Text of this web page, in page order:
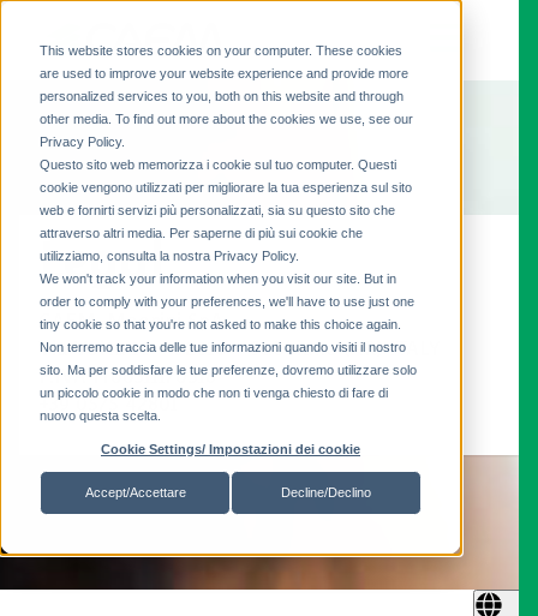
This website stores cookies on your computer. These cookies
are used to improve your website experience and provide more
personalized services to you, both on this website and through
other media. To find out more about the cookies we use, see our
Privacy Policy.
Questo sito web memorizza i cookie sul tuo computer. Questi
cookie vengono utilizzati per migliorare la tua esperienza sul sito
web e fornirti servizi più personalizzati, sia su questo sito che
attraverso altri media. Per saperne di più sui cookie che
utilizziamo, consulta la nostra Privacy Policy.
We won't track your information when you visit our site. But in
order to comply with your preferences, we'll have to use just one
tiny cookie so that you're not asked to make this choice again.
Non terremo traccia delle tue informazioni quando visiti il ​​nostro
sito. Ma per soddisfare le tue preferenze, dovremo utilizzare solo
un piccolo cookie in modo che non ti venga chiesto di fare di
nuovo questa scelta.
Cookie Settings/ Impostazioni dei cookie
Accept/Accettare Decline/Declino
Legal
CAEM-Magrini SpA
Via Volta 10 - 52010 - Subbiano (AR) ITALY
P.IVA IT00311170518
+39 0575 42801